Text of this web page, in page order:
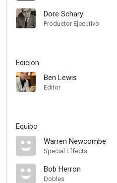
Dore Schary
Productor Ejecutivo
Edición
Ben Lewis
Editor
Equipo
Warren Newcombe
Special Effects
Bob Herron
Dobles